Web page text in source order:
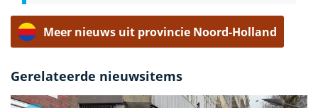
Meer nieuws uit provincie Noord-Holland
Gerelateerde nieuwsitems